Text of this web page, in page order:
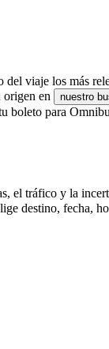
viaje los más
origen en
nuestro
boleto para
el tráfico y la
destino, fecha,